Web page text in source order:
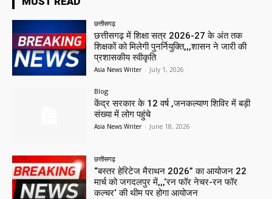
छत्तीसगढ़
छत्तीसगढ़ में शिक्षा सत्र 2026-27 के अंत तक
शिक्षकों को मिलेगी पुनर्नियुक्ति,,,शासन ने जारी की
प्रशासकीय स्वीकृति
Asia News Writer - July 1, 2026
Blog
केंद्र सरकार के 12 वर्ष ,जनकल्याण शिविर में बड़ी
संख्या में लोग पहुंचे
Asia News Writer - June 18, 2026
छत्तीसगढ़
“बस्तर हेरिटेज मैराथन 2026” का आयोजन 22
मार्च को जगदलपुर में,,,‘रन फॉर नेचर-रन फॉर
कल्चर‘ की थीम पर होगा आयोजन